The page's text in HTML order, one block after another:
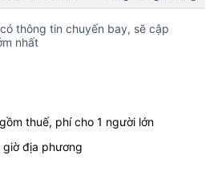
thông tin chuyến bay, sẽ cập
nhất
thuế, phí cho 1 người lớn
giờ địa phương